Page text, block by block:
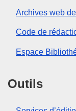
Archives web de
Code de
Espace
Outils